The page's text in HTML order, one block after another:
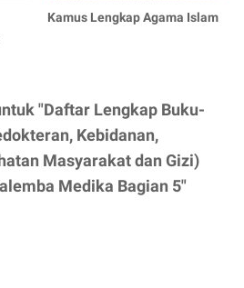
Kamus Lengkap Agama Islam
"Daftar Lengkap Buku-
Kebidanan,
Masyarakat dan Gizi)
Medika Bagian 5"